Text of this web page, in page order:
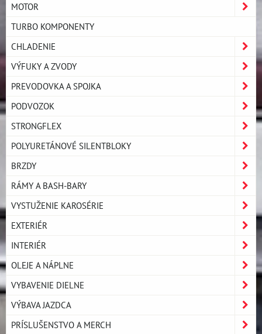
MOTOR
TURBO KOMPONENTY
CHLADENIE
VÝFUKY A ZVODY
PREVODOVKA A SPOJKA
PODVOZOK
STRONGFLEX
POLYURETÁNOVÉ SILENTBLOKY
BRZDY
RÁMY A BASH-BARY
VYSTUŽENIE KAROSÉRIE
EXTERIÉR
INTERIÉR
OLEJE A NÁPLNE
VYBAVENIE DIELNE
VÝBAVA JAZDCA
PRÍSLUŠENSTVO A MERCH